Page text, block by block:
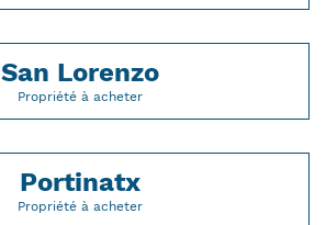
San Lorenzo
Propriété à acheter
Portinatx
Propriété à acheter